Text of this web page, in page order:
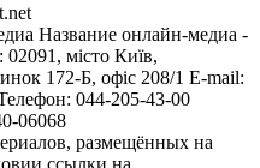
Название онлайн-медиа -
місто Київ,
172-Б, офіс 208/1 E-mail:
044-205-43-00
06068
размещённых на
ссылки на